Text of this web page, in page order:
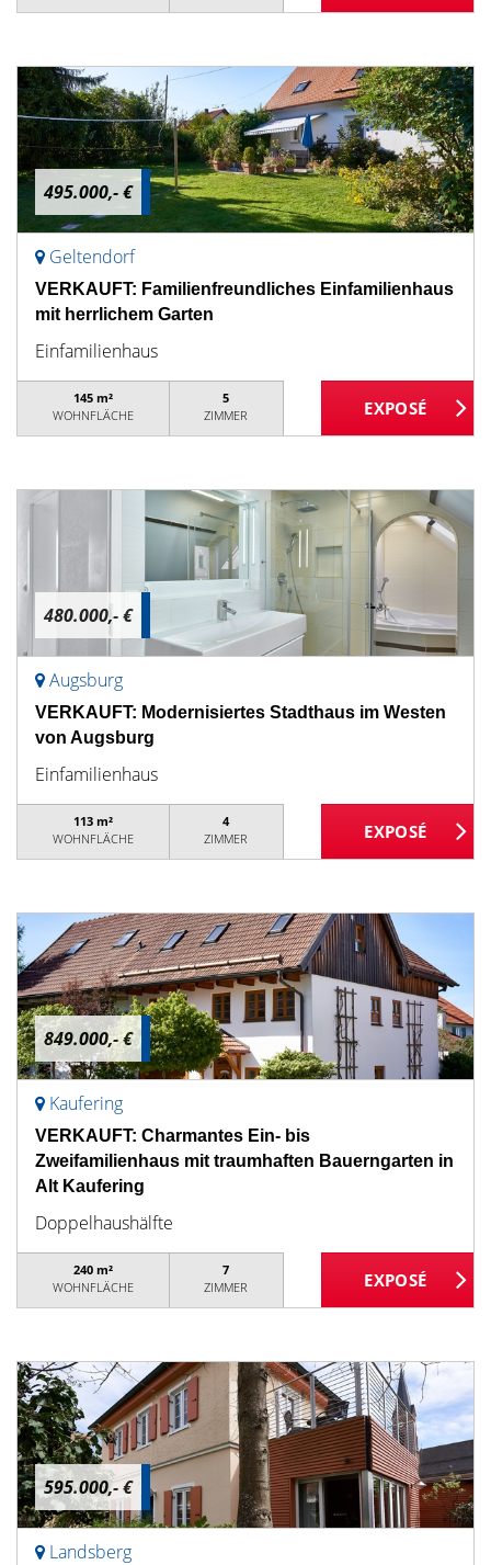
495.000,- €
Geltendorf
VERKAUFT: Familienfreundliches Einfamilienhaus
mit herrlichem Garten
Einfamilienhaus
145 m²
WOHNFLÄCHE
5
ZIMMER
480.000,- €
Augsburg
VERKAUFT: Modernisiertes Stadthaus im Westen
von Augsburg
Einfamilienhaus
113 m²
WOHNFLÄCHE
4
ZIMMER
849.000,- €
Kaufering
VERKAUFT: Charmantes Ein- bis
Zweifamilienhaus mit traumhaften Bauerngarten in
Alt Kaufering
Doppelhaushälfte
240 m²
WOHNFLÄCHE
7
ZIMMER
595.000,- €
Landsberg